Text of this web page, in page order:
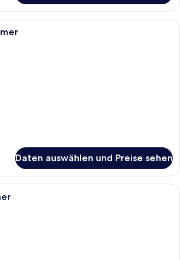
Ein Hotelzimmer mit einem Bett,
Daten auswählen und Preise sehen
Ein Hotelzimmer mit einem Bett,